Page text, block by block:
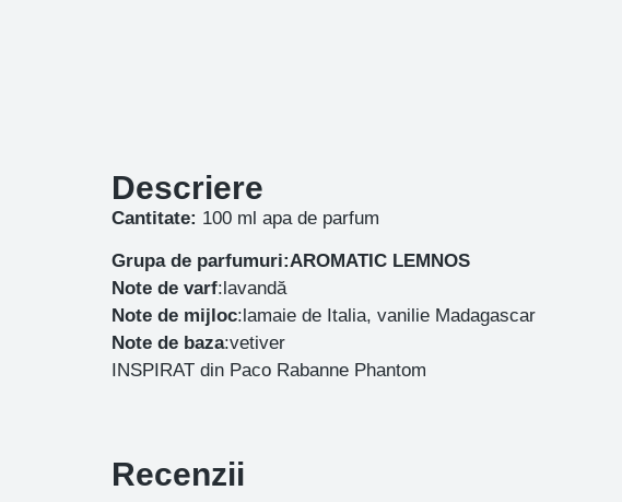
Descriere
Cantitate: 100 ml apa de parfum
Grupa de parfumuri:AROMATIC LEMNOS
Note de varf:lavandă
Note de mijloc:lamaie de Italia, vanilie Madagascar
Note de baza:vetiver
INSPIRAT din Paco Rabanne Phantom
Recenzii